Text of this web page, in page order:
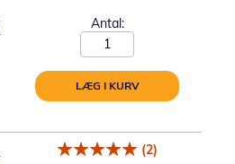
Antal:
LÆG I KURV
(2)